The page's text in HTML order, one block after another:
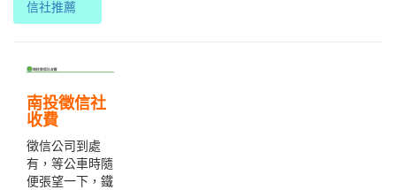
信社推薦
南投徵信社
收費
徵信公司到處
有，等公車時隨
便張望一下，鐵